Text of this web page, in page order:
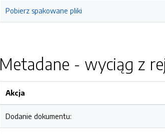
Pobierz spakowane pliki
Metadane - wyciąg z
Akcja
Dodanie dokumentu: